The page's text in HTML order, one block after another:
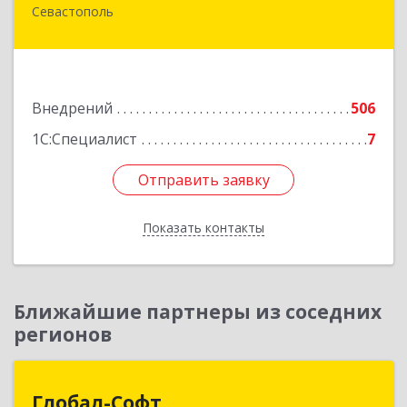
Севастополь
Внедрений
506
1С:Специалист
7
Отправить заявку
Показать контакты
299026, Севастополь г, Качинский туп, дом №
Отправить заявку
Назад
Ближайшие партнеры из соседних
регионов